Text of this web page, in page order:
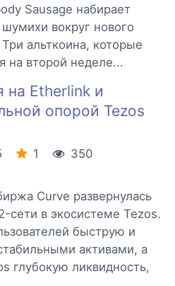
Sausage набирает
вокруг нового
альткоина, которые
на второй неделе...
на Etherlink и
опорой Tezos
1
350
Curve развернулась
сети в экосистеме Tezos.
быструю и
активами, а
глубокую ликвидность,